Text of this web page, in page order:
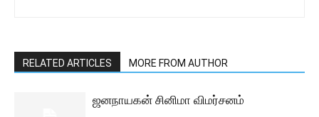
RELATED ARTICLES MORE FROM AUTHOR
ஜனநாயகன் சினிமா விமர்சனம்